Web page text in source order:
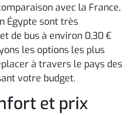
avec la France,
Égypte sont très
de bus à environ 0,30 €
les options les plus
à travers le pays des
votre budget.
et prix